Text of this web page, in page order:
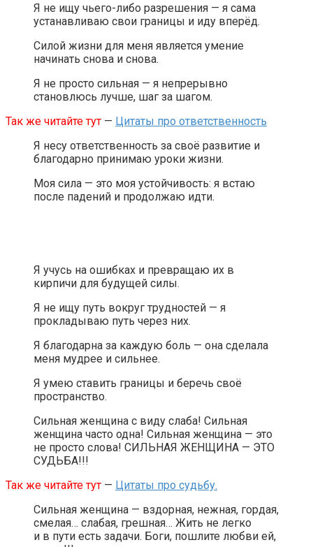
Я не ищу чьего-либо разрешения — я сама
устанавливаю свои границы и иду вперёд.
Силой жизни для меня является умение
начинать снова и снова.
Я не просто сильная — я непрерывно
становлюсь лучше, шаг за шагом.
Так же читайте тут — Цитаты про ответственность
Я несу ответственность за своё развитие и
благодарно принимаю уроки жизни.
Моя сила — это моя устойчивость: я встаю
после падений и продолжаю идти.
Я учусь на ошибках и превращаю их в
кирпичи для будущей силы.
Я не ищу путь вокруг трудностей — я
прокладываю путь через них.
Я благодарна за каждую боль — она сделала
меня мудрее и сильнее.
Я умею ставить границы и беречь своё
пространство.
Сильная женщина с виду слаба! Сильная
женщина часто одна! Сильная женщина — это
не просто слова! СИЛЬНАЯ ЖЕНЩИНА — ЭТО
СУДЬБА!!!
Так же читайте тут — Цитаты про судьбу.
Сильная женщина — вздорная, нежная, гордая,
смелая… слабая, грешная… Жить не легко
и в пути есть задачи. Боги, пошлите любви ей,